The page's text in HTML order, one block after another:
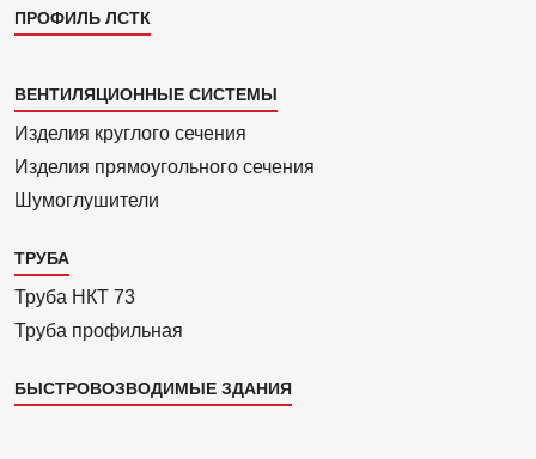
ПРОФИЛЬ ЛСТК
Каталог
4
ВЕНТИЛЯЦИОННЫЕ СИСТЕМЫ
Изделия круглого сечения
Изделия прямоуголь­ного сечения
Шумоглушители
ТРУБА
Труба НКТ 73
Труба профильная
БЫСТРОВОЗВОДИМЫЕ ЗДАНИЯ